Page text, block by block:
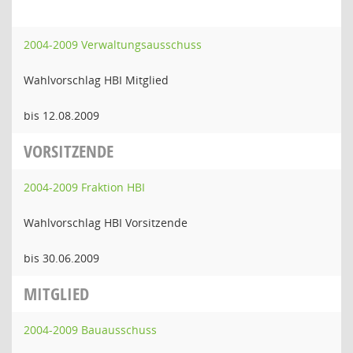
2004-2009 Verwaltungsausschuss
Wahlvorschlag HBI Mitglied
bis 12.08.2009
VORSITZENDE
2004-2009 Fraktion HBI
Wahlvorschlag HBI Vorsitzende
bis 30.06.2009
MITGLIED
2004-2009 Bauausschuss